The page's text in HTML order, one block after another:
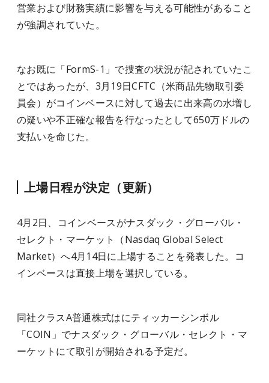
営業および財務実績に影響を与える可能性があること
が強調されていた。
なお既に「FormS-1」で捜査の状況が記されていたこ
とではあったが、3月19日CFTC（米商品先物取引委
員会）がコインベースに対して過去に出来高の水増し
の疑いや不正確な報告を行なったとして650万ドルの
支払いを命じた。
上場日程が決定（更新）
4月2日、コインベースがナスダック・グローバル・
セレクト・マーケット（Nasdaq Global Select
Market）へ4月14日に上場することを発表した。コ
インベースは直接上場を選択している。
同社クラスA普通株式はにティッカーシンボル
「COIN」でナスダック・グローバル・セレクト・マ
ーケットにて取引が開始される予定だ。